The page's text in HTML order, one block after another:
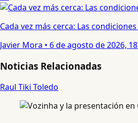
Cada vez más cerca: Las
Javier Mora • 6 de agosto de 2026,
Noticias Relacionadas
Raul Tiki Toledo